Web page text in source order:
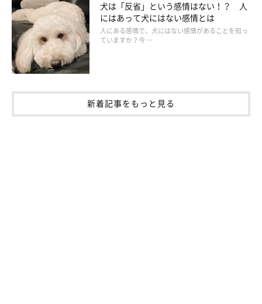
犬は「反省」という感情はない！？ 人
にはあって犬にはない感情とは
人にある感情で、犬にはない感情があることを知っ
ていますか？今 …
新着記事をもっと見る